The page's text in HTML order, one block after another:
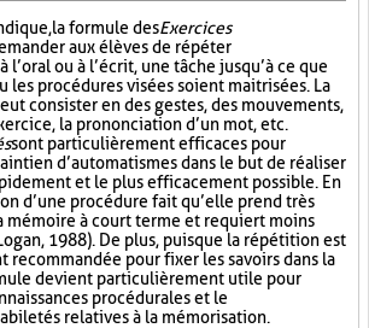
la formule desExercices
aux élèves de répéter
l’oral ou à l’écrit, une tâche jusqu’à ce que
les procédures visées soient maitrisées. La
consister en des gestes, des mouvements,
la prononciation d’un mot, etc.
sont particulièrement efficaces pour
d’automatismes dans le but de réaliser
et le plus efficacement possible. En
d’une procédure fait qu’elle prend très
mémoire à court terme et requiert moins
1988). De plus, puisque la répétition est
recommandée pour fixer les savoirs dans la
devient particulièrement utile pour
procédurales et le
relatives à la mémorisation.